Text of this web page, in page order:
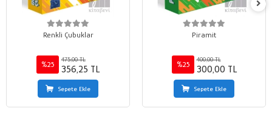
Renkli Çubuklar
%25
475,00 TL
356,25 TL
Sepete Ekle
Piramit
%25
400,00 TL
300,00 TL
Sepete Ekle